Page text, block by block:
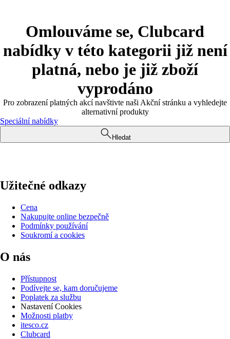
Omlouváme se, Clubcard
nabídky v této kategorii již není
platná, nebo je již zboží
vyprodáno
Pro zobrazení platných akcí navštivte naši Akční stránku a vyhledejte
alternativní produkty
Speciální nabídky
Hledat
Užitečné odkazy
Cena
Nakupujte online bezpečně
Podmínky používání
Soukromí a cookies
O nás
Přístupnost
Podívejte se, kam doručujeme
Poplatek za službu
Nastavení Cookies
Možnosti platby
itesco.cz
Clubcard